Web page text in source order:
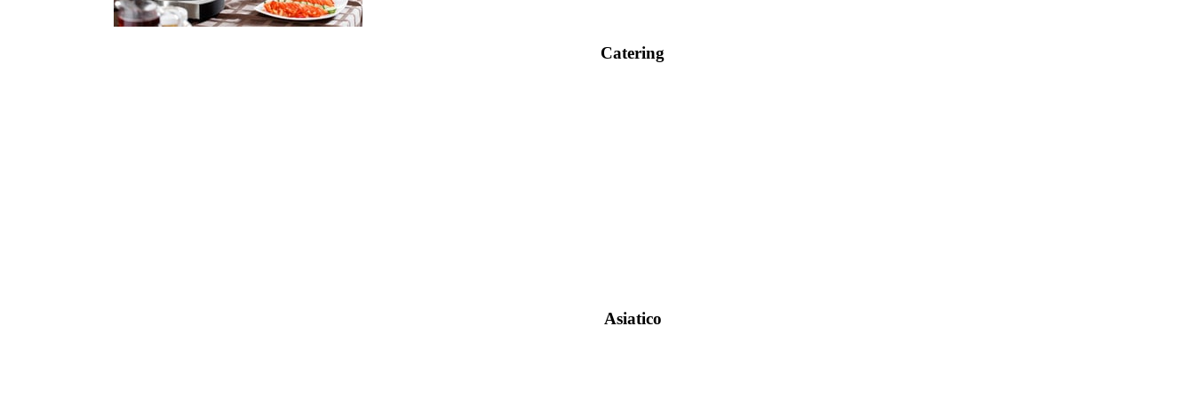
Catering
Asiatico